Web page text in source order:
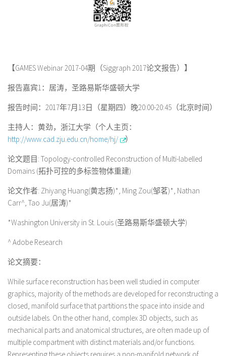
【GAMES Webinar 2017-04期（Siggraph 2017论文报告）】
报告嘉宾1：居涛，圣路易斯华盛顿大学
报告时间： 2017年7月 13 日（星期四）晚20:00-20:45 （北京时间）
主持人：黄劲，浙江大学（个人主页：
http://www.cad.zju.edu.cn/home/hj/
）
论文题目: Topology-controlled Reconstruction of Multi-labelled
Domains (拓扑可控的多标签物体重建)
论文作者: Zhiyang Huang(黄志扬)*, Ming Zou(邹茗)*, Nathan
Carr^, Tao Ju(居涛)*
*Washington University in St. Louis (圣路易斯华盛顿大学)
^ Adobe Research
论文摘要：
While surface reconstruction has been well studied in computer
graphics, majority of the methods are developed for reconstructing a
closed, manifold surface that partitions the space into inside and
outside labels. On the other hand, complex 3D objects, such as
mechanical parts and anatomical structures, are often made up of
multiple compartment with distinct materials and/or functions.